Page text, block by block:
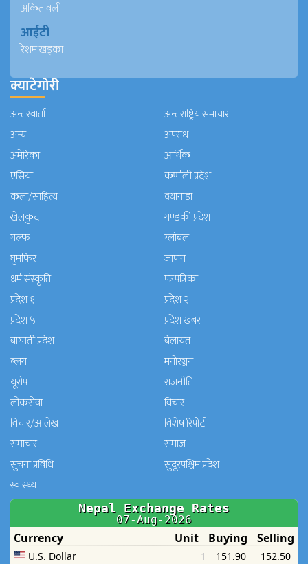
अंकित वली
आईटी
रेशम खड्का
क्याटेगोरी
अन्तरवार्ता
अन्तराष्ट्रिय समाचार
अन्य
अपराध
अमेरिका
आर्थिक
एसिया
कर्णाली प्रदेश
कला/साहित्य
क्यानाडा
खेलकुद
गण्डकी प्रदेश
गल्फ
ग्लोबल
घुमफिर
जापान
धर्म संस्कृति
पत्रपत्रिका
प्रदेश १
प्रदेश २
प्रदेश ५
प्रदेश खबर
बाग्मती प्रदेश
बेलायत
ब्लग
मनाेरञ्जन
यूरोप
राजनीति
लोकसेवा
विचार
विचार/आलेख
विशेष रिपोर्ट
समाचार
समाज
सुचना प्रविधि
सुदूरपश्चिम प्रदेश
स्वास्थ्य